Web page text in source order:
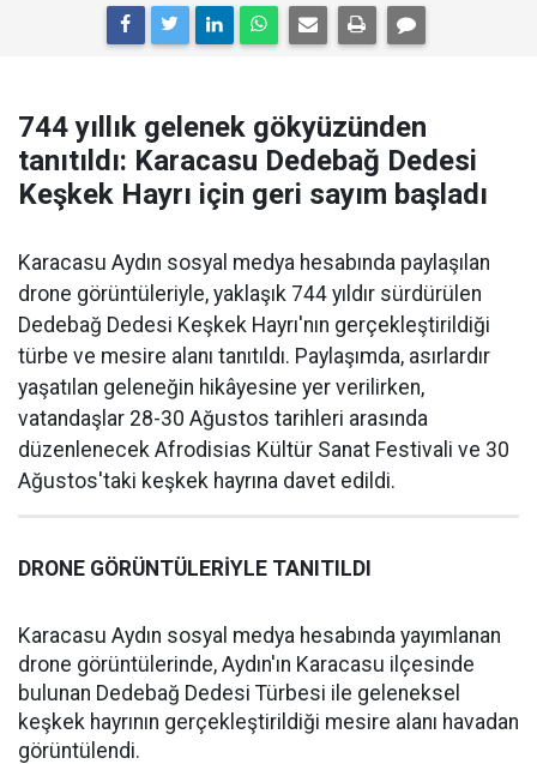
744 yıllık gelenek gökyüzünden
tanıtıldı: Karacasu Dedebağ Dedesi
Keşkek Hayrı için geri sayım başladı
Karacasu Aydın sosyal medya hesabında paylaşılan
drone görüntüleriyle, yaklaşık 744 yıldır sürdürülen
Dedebağ Dedesi Keşkek Hayrı'nın gerçekleştirildiği
türbe ve mesire alanı tanıtıldı. Paylaşımda, asırlardır
yaşatılan geleneğin hikâyesine yer verilirken,
vatandaşlar 28-30 Ağustos tarihleri arasında
düzenlenecek Afrodisias Kültür Sanat Festivali ve 30
Ağustos'taki keşkek hayrına davet edildi.
DRONE GÖRÜNTÜLERİYLE TANITILDI
Karacasu Aydın sosyal medya hesabında yayımlanan
drone görüntülerinde, Aydın'ın Karacasu ilçesinde
bulunan Dedebağ Dedesi Türbesi ile geleneksel
keşkek hayrının gerçekleştirildiği mesire alanı havadan
görüntülendi.